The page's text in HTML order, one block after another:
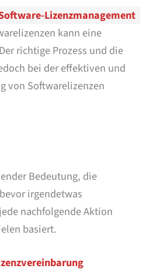
Lizenzmanagement
kann eine
richtige Prozess und die
bei der effektiven und
von Softwarelizenzen
Bedeutung, die
irgendetwas
nachfolgende Aktion
basiert.